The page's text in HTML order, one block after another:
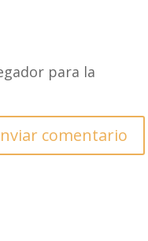
para la